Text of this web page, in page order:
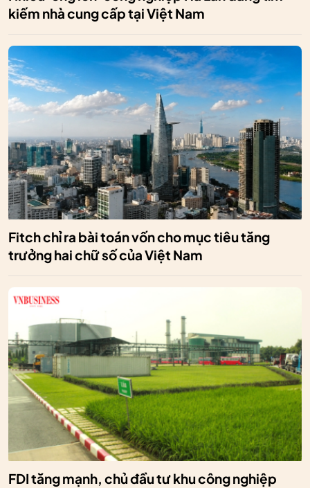
kiếm nhà cung cấp tại Việt Nam
Fitch chỉ ra bài toán vốn cho mục tiêu tăng
trưởng hai chữ số của Việt Nam
FDI tăng mạnh, chủ đầu tư khu công nghiệp